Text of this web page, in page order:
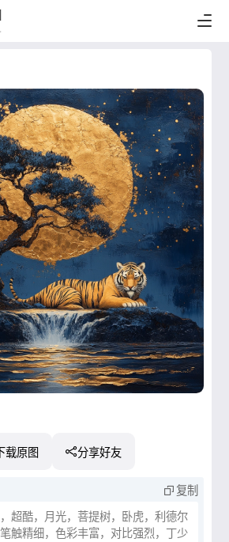
下载原图 分享好友
复制
超酷，月光，菩提树，卧虎，利德尔
触精细，色彩丰富，对比强烈，丁少